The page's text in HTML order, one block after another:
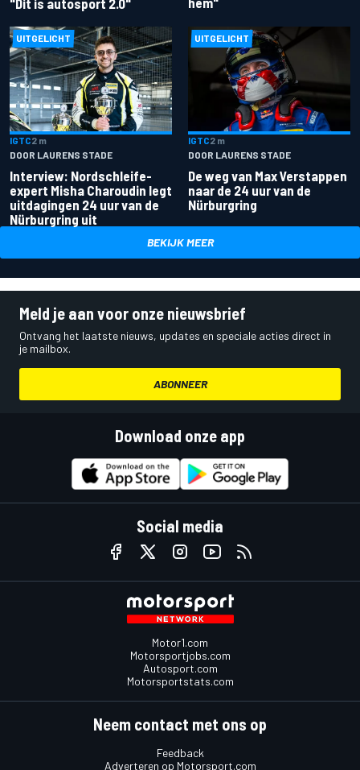
UITGELICHT
IGTC2 m
DOOR LAURENS STADE
Interview: Nordschleife-
expert Misha Charoudin legt
uitdagingen 24 uur van de
Nürburgring uit
UITGELICHT
IGTC2 m
DOOR LAURENS STADE
De weg van Max Verstappen
naar de 24 uur van de
Nürburgring
BEKIJK MEER
Meld je aan voor onze nieuwsbrief
Ontvang het laatste nieuws, updates en speciale acties direct in
je mailbox.
ABONNEER
Download onze app
Social media
Motor1.com
Motorsportjobs.com
Autosport.com
Motorsportstats.com
Neem contact met ons op
Feedback
Adverteren op Motorsport.com